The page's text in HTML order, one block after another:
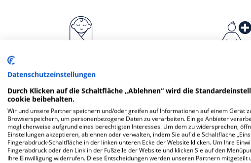
Kinder- und Jugendmedizin
(Neonatologie)
Weitere
Datenschutzeinstellungen
Durch Klicken auf die Schaltfläche „Ablehnen“ wird die
cookie beibehalten.
Wir und unsere Partner speichern und/oder greifen auf Informationen auf einem Gerät
Browserspeichern, um personenbezogene Daten zu verarbeiten. Einige Anbieter
möglicherweise aufgrund eines berechtigten Interesses. Um dem zu widersprechen,
Einstellungen akzeptieren, ablehnen oder verwalten, indem Sie auf die Schaltfläche
Fingerabdruck-Schaltfläche in der linken unteren Ecke der Website klicken. Um Ihre
Fingerabdruck oder den Link in der Fußzeile der Website und klicken Sie auf den
Ihre Einwilligung widerrufen. Diese Entscheidungen werden unseren Partnern